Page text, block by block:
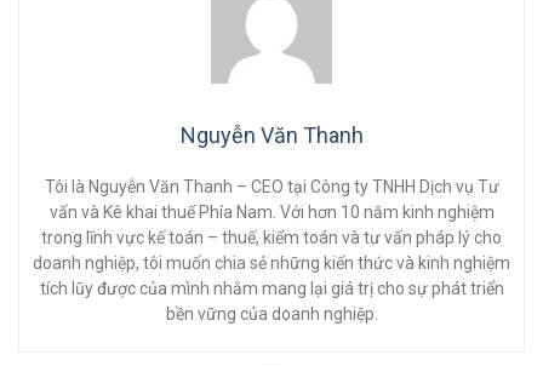
Nguyễn Văn Thanh
Tôi là Nguyễn Văn Thanh – CEO tại Công ty TNHH Dịch vụ Tư
vấn và Kê khai thuế Phía Nam. Với hơn 10 năm kinh nghiệm
trong lĩnh vực kế toán – thuế, kiểm toán và tư vấn pháp lý cho
doanh nghiệp, tôi muốn chia sẻ những kiến thức và kinh nghiệm
tích lũy được của mình nhằm mang lại giá trị cho sự phát triển
bền vững của doanh nghiệp.